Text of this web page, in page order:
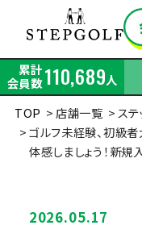
累計
会員数110,689人
TOP
店舗一覧 ス
ゴルフ未経験、初級者
体感しましょう！新規
2026.05.17